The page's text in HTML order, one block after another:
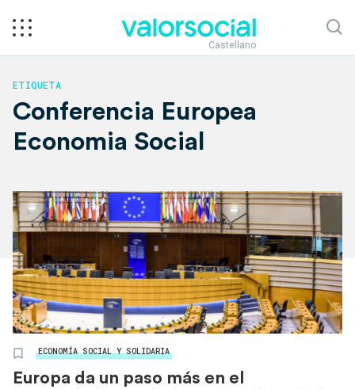
Castellano
ETIQUETA
Conferencia Europea
Economia Social
ECONOMÍA SOCIAL Y SOLIDARIA
Europa da un paso más en el